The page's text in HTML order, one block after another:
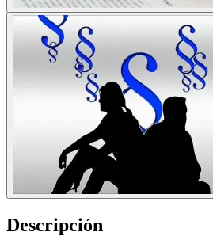
Descripción